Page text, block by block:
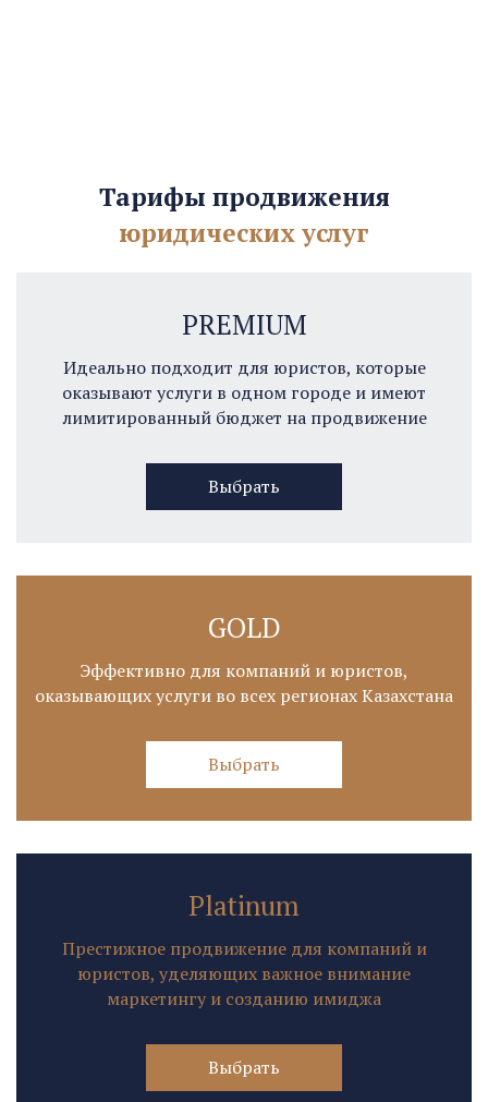
Тарифы продвижения
юридических услуг
PREMIUM
Идеально подходит для юристов, которые
оказывают услуги в одном городе и имеют
лимитированный бюджет на продвижение
Выбрать
GOLD
Эффективно для компаний и юристов,
оказывающих услуги во всех регионах Казахстана
Выбрать
Platinum
Престижное продвижение для компаний и
юристов, уделяющих важное внимание
маркетингу и созданию имиджа
Выбрать